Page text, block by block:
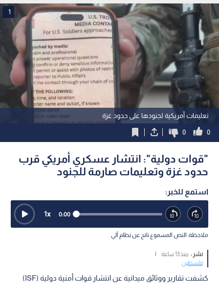
تعليمات أمريكية لجنودها على حدود غزة
1
0
0
"قوات دولية": انتشار عسكري أمريكي قرب
حدود غزة وتعليمات صارمة للجنود
استمع للخبر:
0:00
1x
ملاحظة: النص المسموع ناتج عن نظام آلي
نشر : منذ 13 ساعة
فلسطين
كشفت تقارير ووثائق ميدانية عن انتشار قوات أمنية دولية (ISF)